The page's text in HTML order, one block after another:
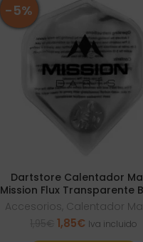
-5%
Dartstore Calentador
Mission Flux Transparente
Accesorios, Calentador
El
1,85€ElIva incluido